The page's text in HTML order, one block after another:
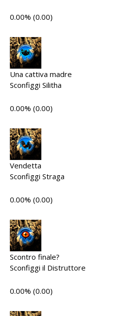
0.00% (0.00)
Una cattiva madre
Sconfiggi Silitha
0.00% (0.00)
Vendetta
Sconfiggi Straga
0.00% (0.00)
Scontro finale?
Sconfiggi il Distruttore
0.00% (0.00)